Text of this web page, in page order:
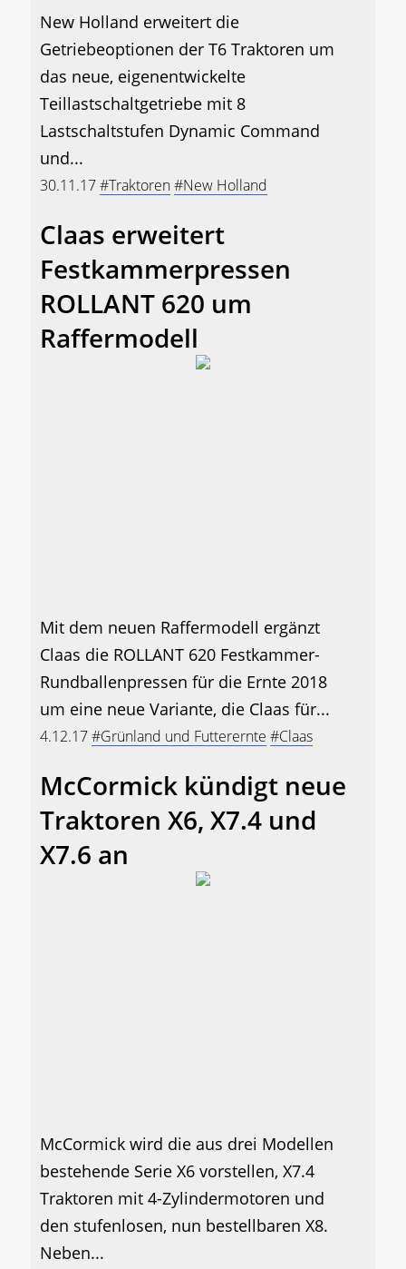
New Holland erweitert die
Getriebeoptionen der T6 Traktoren um
das neue, eigenentwickelte
Teillastschaltgetriebe mit 8
Lastschaltstufen Dynamic Command
und...
30.11.17#Traktoren#New Holland
Claas erweitert
Festkammerpressen
ROLLANT 620 um
Raffermodell
Mit dem neuen Raffermodell ergänzt
Claas die ROLLANT 620 Festkammer-
Rundballenpressen für die Ernte 2018
um eine neue Variante, die Claas für...
4.12.17#Grünland und Futterernte #Claas
McCormick kündigt neue
Traktoren X6, X7.4 und
X7.6 an
McCormick wird die aus drei Modellen
bestehende Serie X6 vorstellen, X7.4
Traktoren mit 4-Zylindermotoren und
den stufenlosen, nun bestellbaren X8.
Neben...